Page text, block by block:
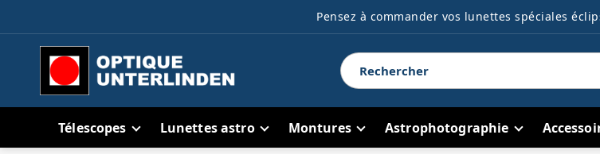
Pensez à commander vos lunettes spéciales
Télescopes Lunettes astro Montures Astrophotographie